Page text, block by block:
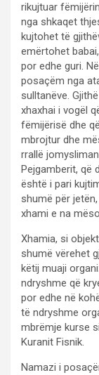
rikujtuar
nga shkaqet
kujtohet të
emërtohet
por edhe guri.
posaçëm nga
sulltanëve.
xhaxhai i vogël
fëmijërisë dhe
mbrojtur dhe
rrallë
Pejgamberit, që
është i pari
shumë për
xhami e na
Xhamia, si
shumë vërehet
këtij muaji
ndryshme që
por edhe në
të ndryshme
mbrëmje kurse
Kuranit Fisnik.
Namazi i